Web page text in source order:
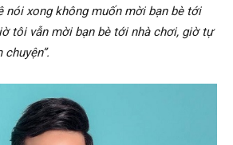
nói xong không muốn mời bạn bè tới
tôi vẫn mời bạn bè tới nhà chơi, giờ tự